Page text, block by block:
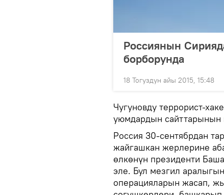
Россиянын
борборунда
18 Тогуздун айы 2015, 15:48
Чугуновду террорист-
уюмдардын сайттарынын
Россия 30-сентябрдан
жайгашкан жерлерине
өлкөнүн президенти
эле. Бул мезгил
операцияларын жасап,